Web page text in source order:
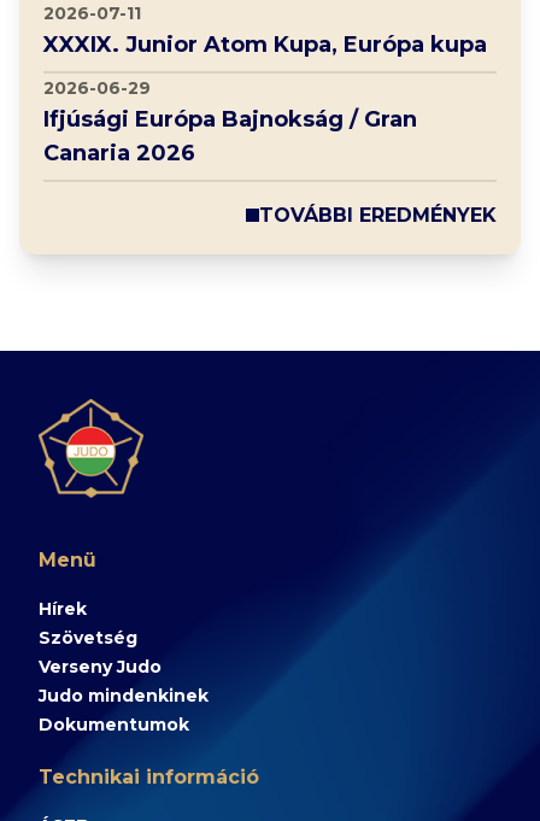
2026-07-11
XXXIX. Junior Atom Kupa, Európa kupa
2026-06-29
Ifjúsági Európa Bajnokság / Gran
Canaria 2026
TOVÁBBI EREDMÉNYEK
Menü
Hírek
Szövetség
Verseny Judo
Judo mindenkinek
Dokumentumok
Technikai információ